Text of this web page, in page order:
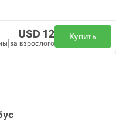
USD 12
за взрослого
Купить